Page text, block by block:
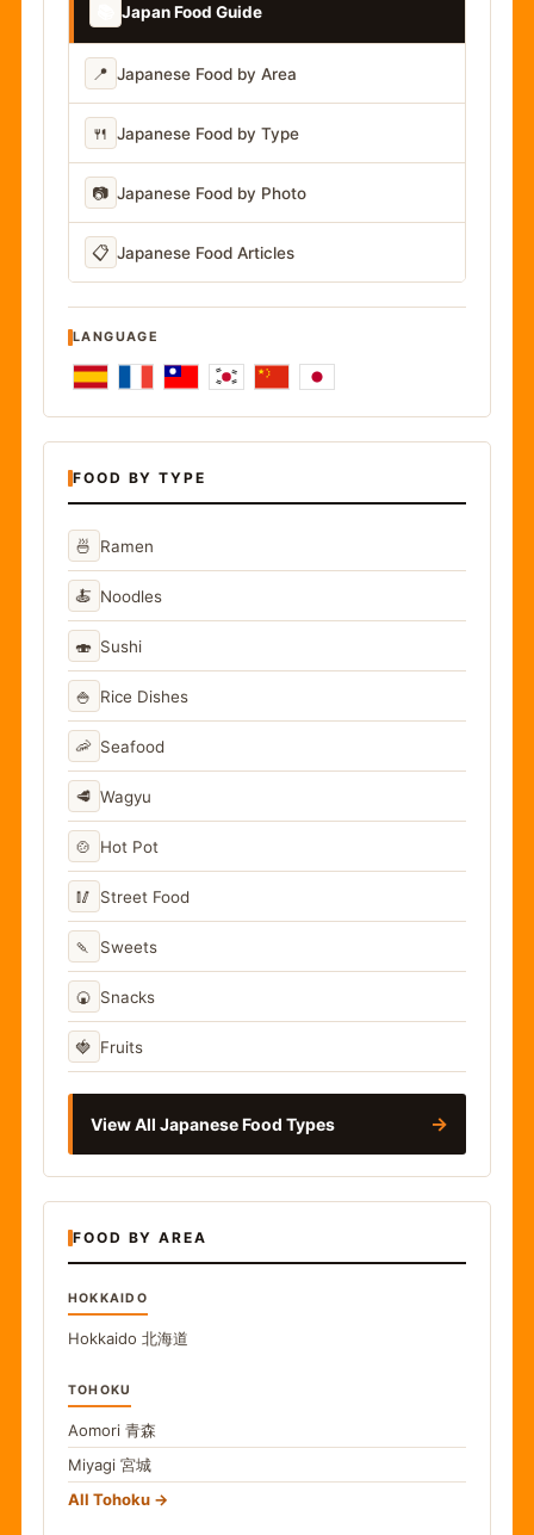
Japan Food Guide
📍 Japanese Food by Area
🍴 Japanese Food by Type
📷 Japanese Food by Photo
📋 Japanese Food Articles
LANGUAGE
FOOD BY TYPE
🍜 Ramen
🍝 Noodles
🍣 Sushi
🍚 Rice Dishes
🦐 Seafood
🥩 Wagyu
🍲 Hot Pot
🥢 Street Food
🍡 Sweets
🍘 Snacks
🍓 Fruits
View All Japanese Food Types →
FOOD BY AREA
HOKKAIDO
Hokkaido 北海道
TOHOKU
Aomori 青森
Miyagi 宮城
All Tohoku